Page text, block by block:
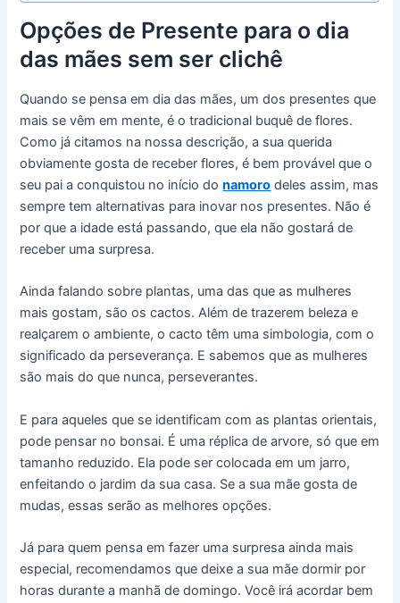
Opções de Presente para o dia
das mães sem ser clichê
Quando se pensa em dia das mães, um dos presentes que
mais se vêm em mente, é o tradicional buquê de flores.
Como já citamos na nossa descrição, a sua querida
obviamente gosta de receber flores, é bem provável que o
seu pai a conquistou no início donamoro deles assim, mas
sempre tem alternativas para inovar nos presentes. Não é
por que a idade está passando, que ela não gostará de
receber uma surpresa.
Ainda falando sobre plantas, uma das que as mulheres
mais gostam, são os cactos. Além de trazerem beleza e
realçarem o ambiente, o cacto têm uma simbologia, com o
significado da perseverança. E sabemos que as mulheres
são mais do que nunca, perseverantes.
E para aqueles que se identificam com as plantas orientais,
pode pensar no bonsai. É uma réplica de arvore, só que em
tamanho reduzido. Ela pode ser colocada em um jarro,
enfeitando o jardim da sua casa. Se a sua mãe gosta de
mudas, essas serão as melhores opções.
Já para quem pensa em fazer uma surpresa ainda mais
especial, recomendamos que deixe a sua mãe dormir por
horas durante a manhã de domingo. Você irá acordar bem